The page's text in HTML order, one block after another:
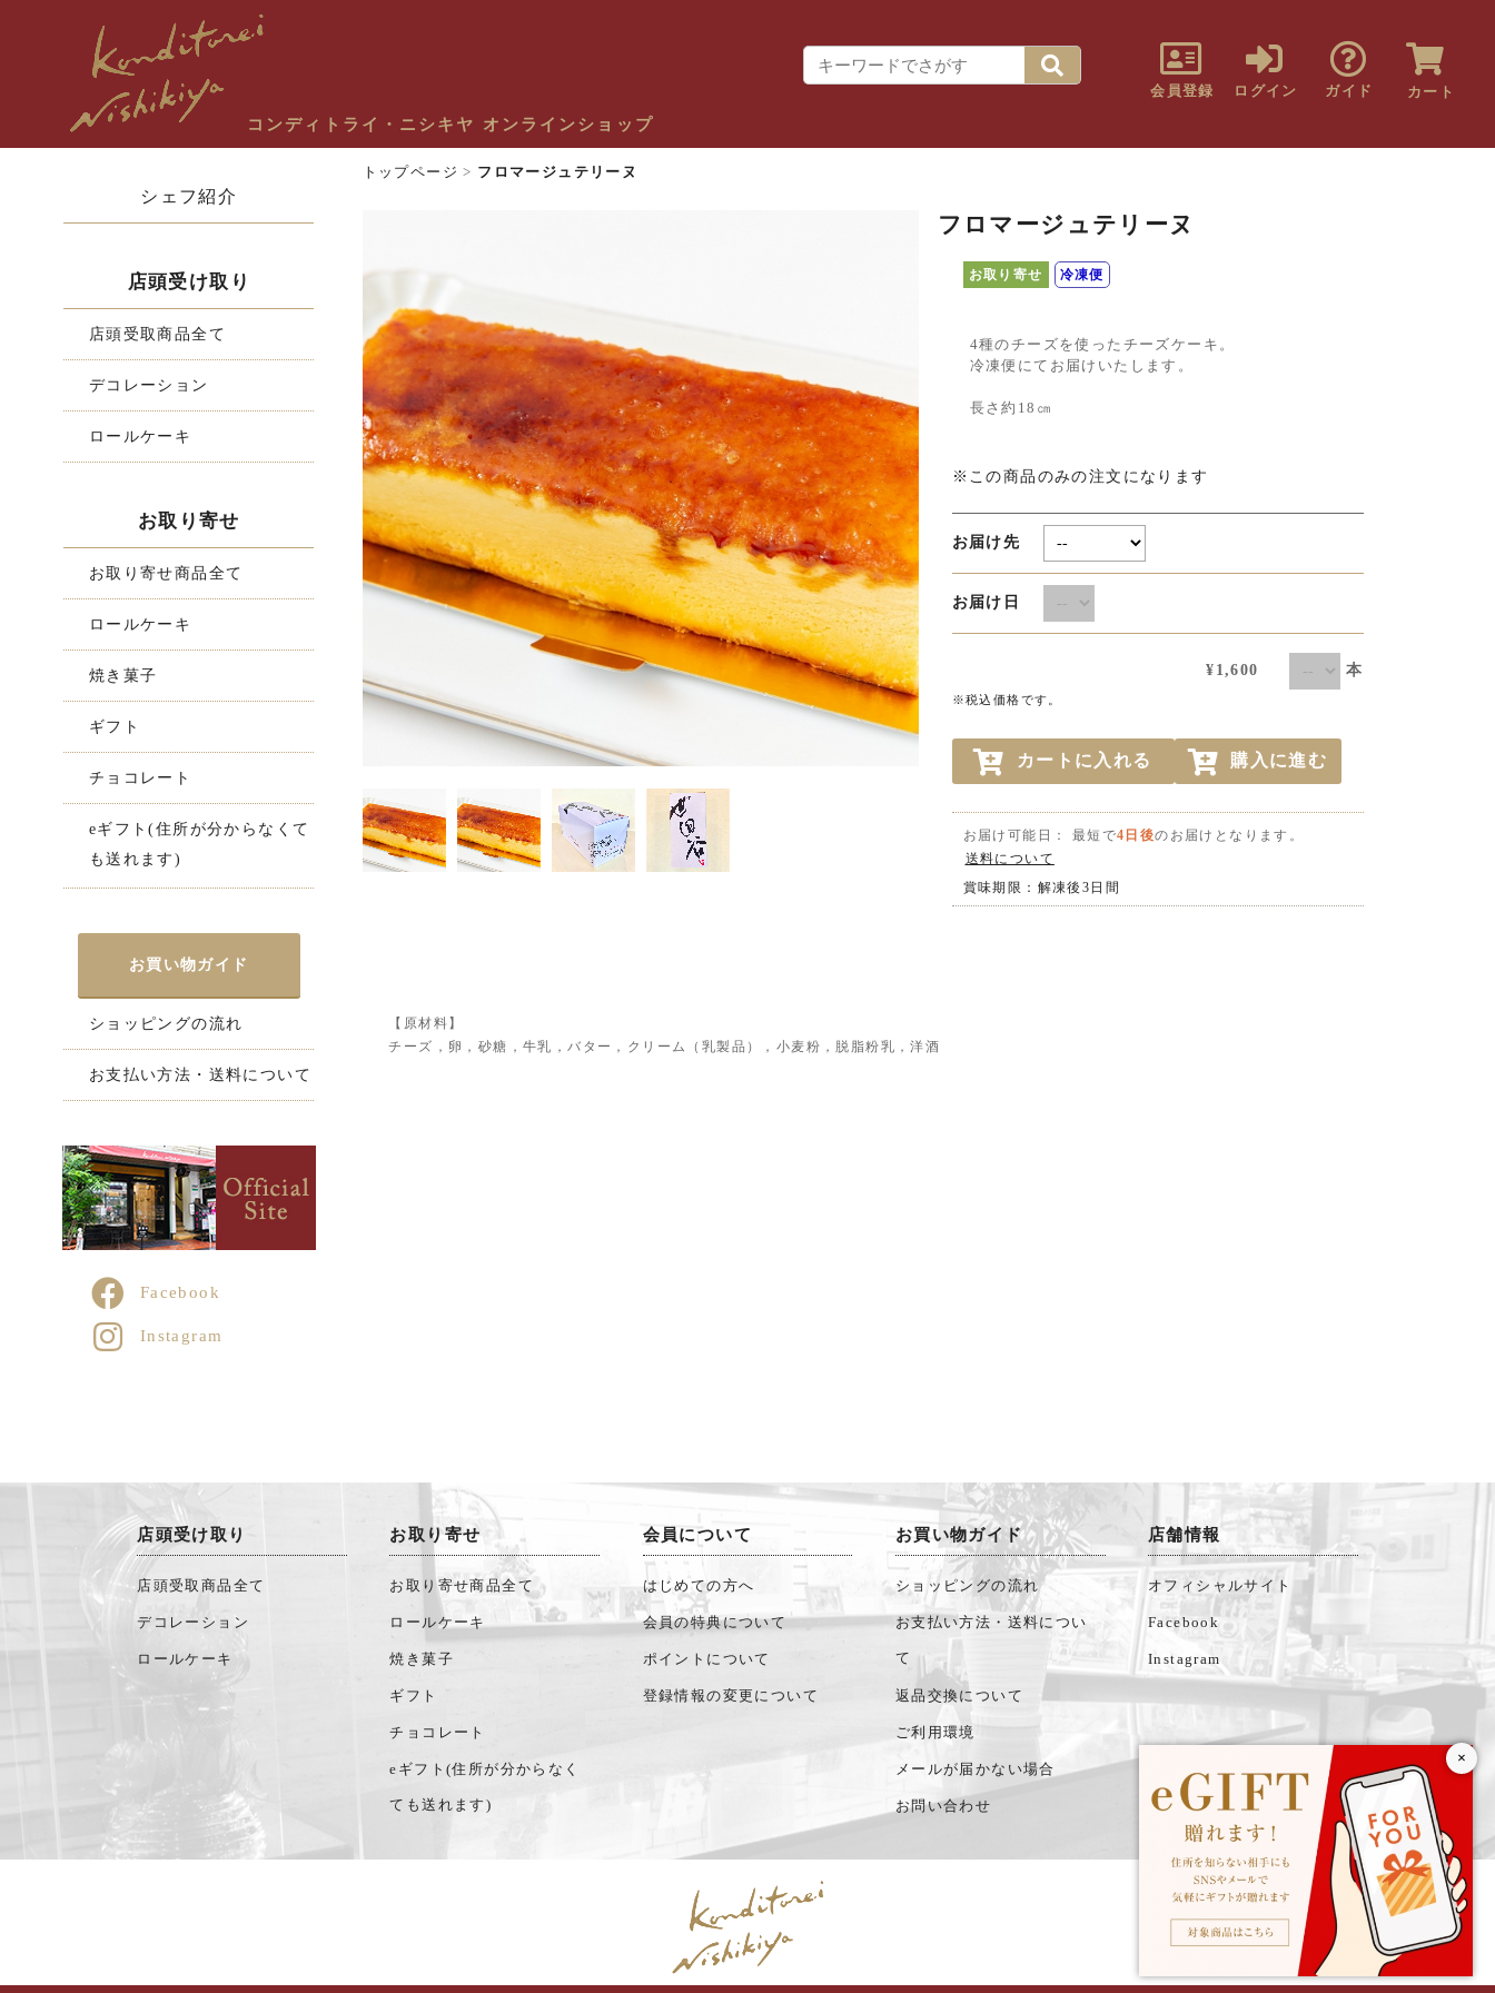
×
会員登録 ログイン ガイド カート
コンディトライ・ニシキヤ オンラインショップ
シェフ紹介
店頭受け取り
店頭受取商品全て
デコレーション
ロールケーキ
お取り寄せ
お取り寄せ商品全て
ロールケーキ
焼き菓子
ギフト
チョコレート
eギフト(住所が分からなくて
も送れます)
お買い物ガイド
ショッピングの流れ
お支払い方法・送料について
Facebook
Instagram
トップページ > フロマージュテリーヌ
フロマージュテリーヌ
お取り寄せ 冷凍便
4種のチーズを使ったチーズケーキ。
冷凍便にてお届けいたします。
長さ約18㎝
※この商品のみの注文になります
お届け先
お届け日
¥1,600 本
※税込価格です。
カートに入れる 購入に進む
お届け可能日： 最短で4日後のお届けとなります。
送料について
賞味期限：解凍後3日間
【原材料】
チーズ，卵，砂糖，牛乳，バター，クリーム（乳製品），小麦粉，脱脂粉乳，洋酒
店頭受け取り
店頭受取商品全て
デコレーション
ロールケーキ
お取り寄せ
お取り寄せ商品全て
ロールケーキ
焼き菓子
ギフト
チョコレート
eギフト(住所が分からなく
ても送れます)
会員について
はじめての方へ
会員の特典について
ポイントについて
登録情報の変更について
お買い物ガイド
ショッピングの流れ
お支払い方法・送料につい
て
返品交換について
ご利用環境
メールが届かない場合
お問い合わせ
店舗情報
オフィシャルサイト
Facebook
Instagram